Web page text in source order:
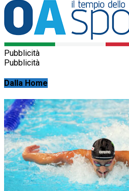
Pubblicità
Pubblicità
Dalla Home